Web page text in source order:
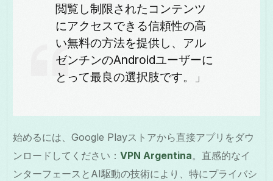
閲覧し制限されたコンテンツ
にアクセスできる信頼性の高
い無料の方法を提供し、アル
ゼンチンのAndroidユーザーに
とって最良の選択肢です。」
始めるには、Google Playストアから直接アプリをダウ
ンロードしてください：VPN Argentina。直感的なイ
ンターフェースとAI駆動の技術により、特にプライバシ